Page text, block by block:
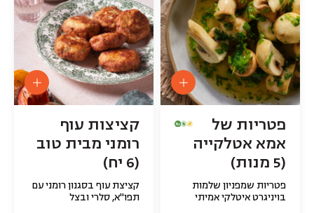
פטריות של
אמא אטלקייה
(5 מנות)
פטריות שמפניון שלמות
בויניגרט איטלקי אמיתי
קציצות עוף
רומני מבית טוב
(6 יח)
קציצת עוף בסגנון רומני עם
תפו"א, סלרי ובצל